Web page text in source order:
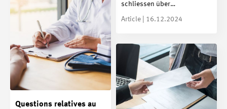
schliessen über…
Article | 16.12.2024
Questions relatives au